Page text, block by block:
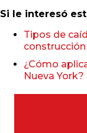
Si le interesó
Tipos de
construcción
¿Cómo
Nueva York?